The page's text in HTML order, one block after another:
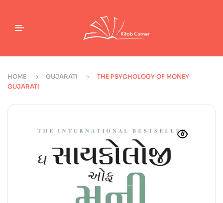
HOME GUJARATI
THE PSYCHOLOGY OF MONEY
GUJARATI